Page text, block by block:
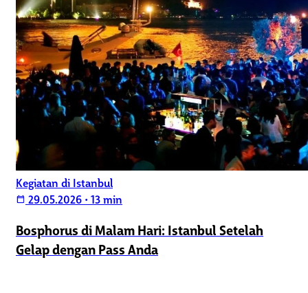
Kegiatan di Istanbul
calendar_today 29.05.2026 • 13 min
Bosphorus di Malam Hari: Istanbul Setelah
Gelap dengan Pass Anda